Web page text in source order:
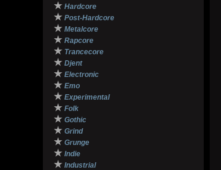
★ Hardcore
★ Post-Hardcore
★ Metalcore
★ Rapcore
★ Trancecore
★ Djent
★ Electronic
★ Emo
★ Experimental
★ Folk
★ Gothic
★ Grind
★ Grunge
★ Indie
★ Industrial